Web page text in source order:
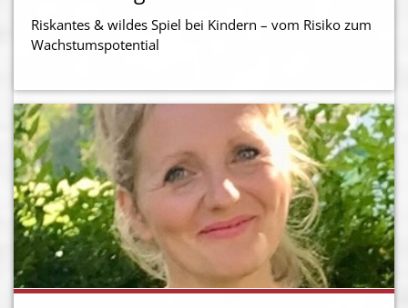
Riskantes & wildes Spiel bei Kindern – vom Risiko zum
Wachstumspotential